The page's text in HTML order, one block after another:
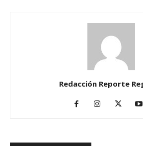
Redacción Reporte